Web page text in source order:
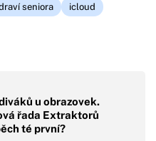
seniora icloud
u obrazovek.
řada Extraktorů
té první?